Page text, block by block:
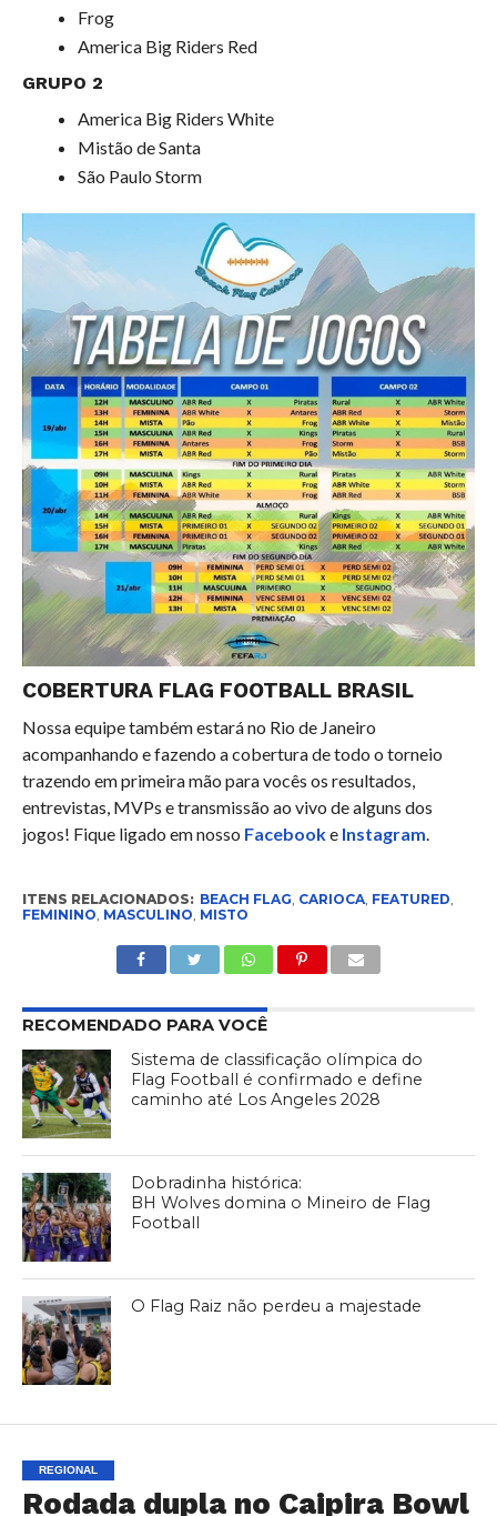
Frog
America Big Riders Red
GRUPO 2
America Big Riders White
Mistão de Santa
São Paulo Storm
COBERTURA FLAG FOOTBALL BRASIL
Nossa equipe também estará no Rio de Janeiro
acompanhando e fazendo a cobertura de todo o torneio
trazendo em primeira mão para vocês os resultados,
entrevistas, MVPs e transmissão ao vivo de alguns dos
jogos! Fique ligado em nosso Facebooke Instagram.
ITENS RELACIONADOS: BEACH FLAG, CARIOCA, FEATURED,
FEMININO, MASCULINO, MISTO
RECOMENDADO PARA VOCÊ
Sistema de classificação olímpica do
Flag Football é confirmado e define
caminho até Los Angeles 2028
Dobradinha histórica:
BH Wolves domina o Mineiro de Flag
Football
O Flag Raiz não perdeu a majestade
REGIONAL
Rodada dupla no Caipira Bowl